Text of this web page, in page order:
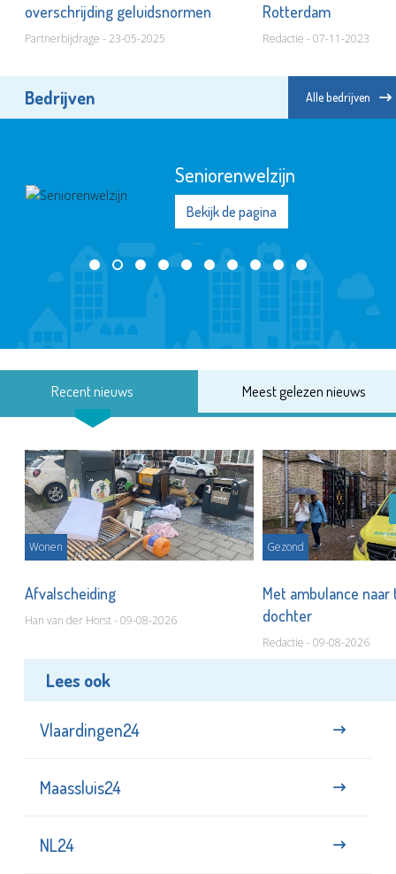
overschrijding geluidsnormen
Partnerbijdrage - 23-05-2025
Rotterdam
Redactie - 07-11-2023
Bedrijven Alle bedrijven
Seniorenwelzijn
Bekijk de pagina
Recent nieuws Meest gelezen nieuws
Wonen
Afvalscheiding
Han van der Horst - 09-08-2026
Gezond
Met ambulance
dochter
Redactie - 09-08-2026
Lees ook
Vlaardingen24
Maassluis24
NL24